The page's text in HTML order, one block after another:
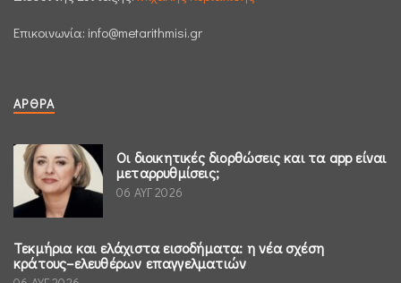
Επικοινωνία: info@metarithmisi.gr
ΆΡΘΡΑ
Οι διοικητικές διορθώσεις και τα app είναι
μεταρρυθμίσεις;
06 ΑΥΓ 2026
Τεκμήρια και ελάχιστα εισοδήματα: η νέα σχέση
κράτους–ελευθέρων επαγγελματιών